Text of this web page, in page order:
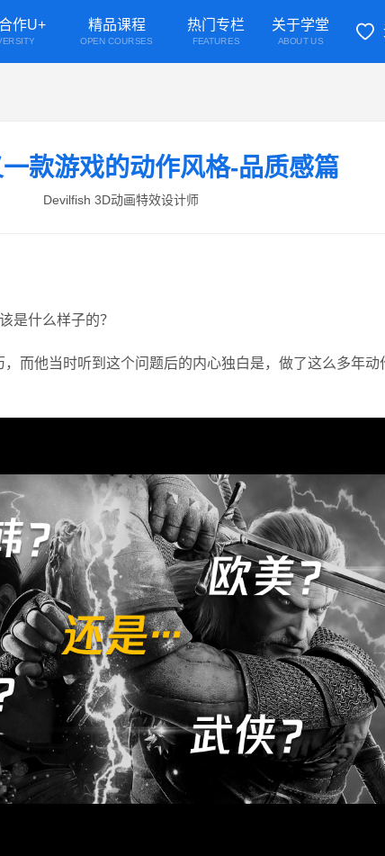
作U+ 精品课程
OPEN COURSES
热门专栏
FEATURES
关于学堂
ABOUT US
款游戏的动作风格-品质感篇
Devilfish 3D动画特效设计师
是什么样子的？
而他当时听到这个问题后的内心独白是，做了这么多年